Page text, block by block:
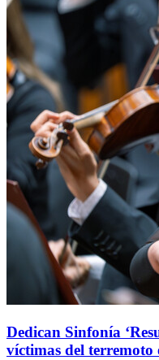
Dedican Sinfonía
víctimas del terremoto